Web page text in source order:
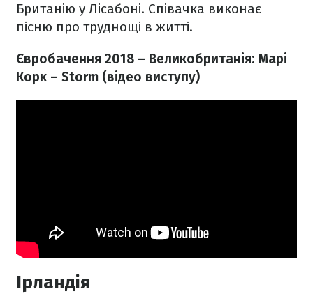
Британію у Лісабоні. Співачка виконає
пісню про труднощі в житті.
Євробачення 2018 – Великобританія: Марі
Корк – Storm​ (відео виступу)
Ірландія